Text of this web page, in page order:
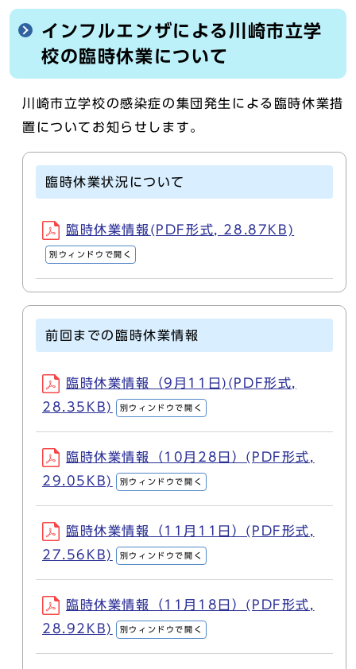
インフルエンザによる川崎市立学
校の臨時休業について
川崎市立学校の感染症の集団発生による臨時休業措
置についてお知らせします。
臨時休業状況について
臨時休業情報(PDF形式, 28.87KB)
別ウィンドウで開く
前回までの臨時休業情報
臨時休業情報（9月11日)(PDF形式,
28.35KB)
別ウィンドウで開く
臨時休業情報（10月28日）(PDF形式,
29.05KB)
別ウィンドウで開く
臨時休業情報（11月11日）(PDF形式,
27.56KB)
別ウィンドウで開く
臨時休業情報（11月18日）(PDF形式,
28.92KB)
別ウィンドウで開く